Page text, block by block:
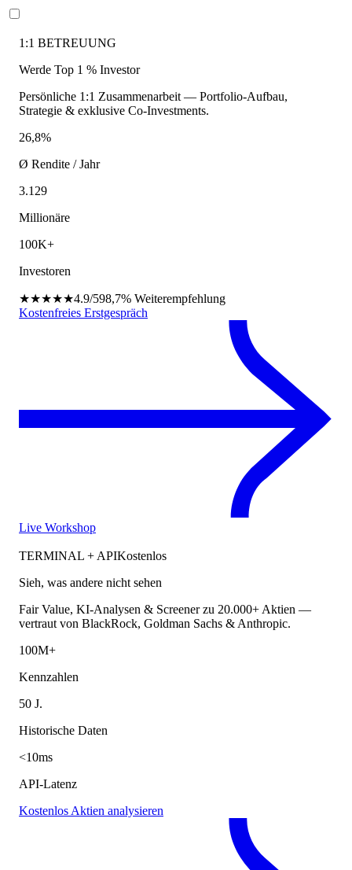
1:1 BETREUUNG
Werde Top 1 % Investor
Persönliche 1:1 Zusammenarbeit — Portfolio-Aufbau,
Strategie & exklusive Co-Investments.
26,8%
Ø Rendite / Jahr
3.129
Millionäre
100K+
Investoren
★★★★★4.9/598,7% Weiterempfehlung
Kostenfreies Erstgespräch
Live Workshop
TERMINAL + APIKostenlos
Sieh, was andere nicht sehen
Fair Value, KI-Analysen & Screener zu 20.000+ Aktien —
vertraut von BlackRock, Goldman Sachs & Anthropic.
100M+
Kennzahlen
50 J.
Historische Daten
<10ms
API-Latenz
Kostenlos Aktien analysieren